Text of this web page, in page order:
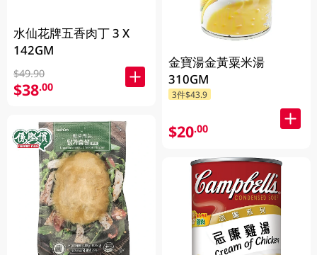
水仙花牌五香肉丁 3 X
142GM
$49.90
$38.00
金寶湯金黃粟米湯
310GM
3件$43.9
$20.00